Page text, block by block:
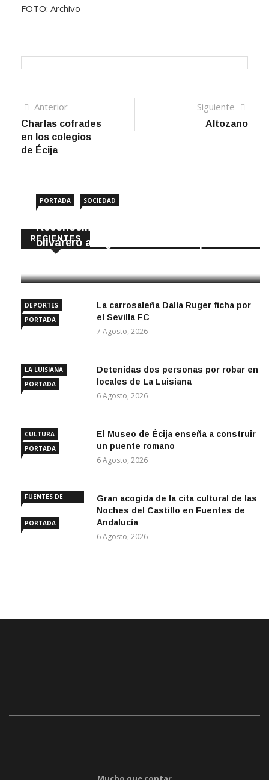
FOTO: Archivo
Navegación
de
entradas
AnteriorArtículo
anterior
Charlas cofrades
en los colegios
de Écija
Siguiente
Altozano
RECIENTES
PORTADA SOCIEDAD
Reconocimiento internacional al sector
olivarero astigitano en Olive Japan
DEPORTES
PORTADA
La carrosaleña Dalía Ruger ficha por
el Sevilla FC
7 Agosto, 2026
LA LUISIANA
PORTADA
Detenidas dos personas por robar en
locales de La Luisiana
6 Agosto, 2026
CULTURA
PORTADA
El Museo de Écija enseña a construir
un puente romano
6 Agosto, 2026
FUENTES DE
PORTADA
Gran acogida de la cita cultural de las
Noches del Castillo en Fuentes de
Andalucía
6 Agosto, 2026